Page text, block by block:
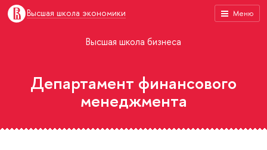
Меню
Высшая школа экономики
Высшая школа бизнеса
Департамент финансового
менеджмента